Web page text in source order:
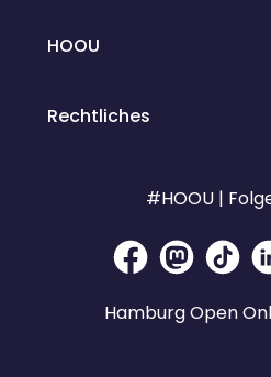
HOOU
Rechtliches
#HOOU |
Hamburg Open